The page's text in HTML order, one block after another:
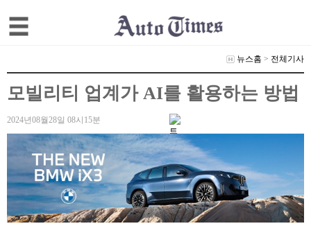
뉴스홈 > 전체기사
모빌리티 업계가 AI를 활용하는 방법
2024년08월28일 08시15분